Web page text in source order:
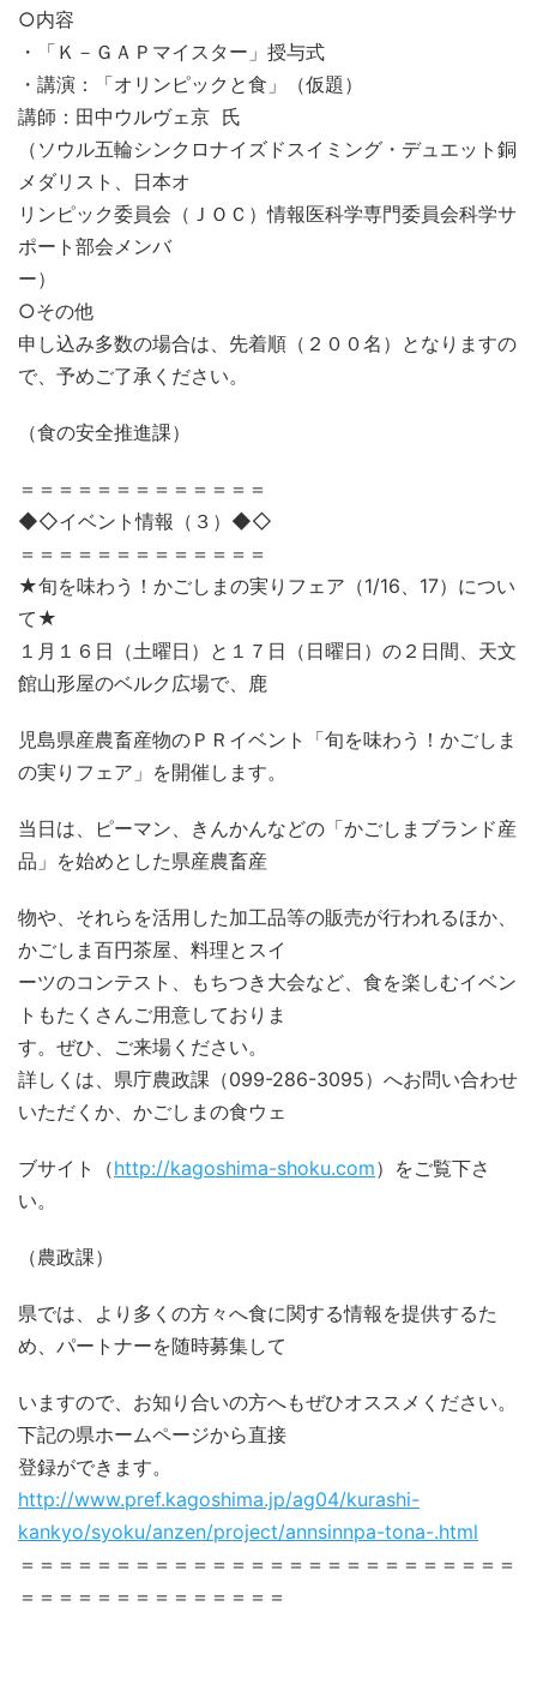
○内容
・「Ｋ－ＧＡＰマイスター」授与式
・講演：「オリンピックと食」（仮題）
講師：田中ウルヴェ京 氏
（ソウル五輪シンクロナイズドスイミング・デュエット銅
メダリスト、日本オ
リンピック委員会（ＪＯＣ）情報医科学専門委員会科学サ
ポート部会メンバ
ー）
○その他
申し込み多数の場合は、先着順（２００名）となりますの
で、予めご了承ください。
（食の安全推進課）
＝＝＝＝＝＝＝＝＝＝＝＝＝
◆◇イベント情報（３）◆◇
＝＝＝＝＝＝＝＝＝＝＝＝＝
★旬を味わう！かごしまの実りフェア（1/16、17）につい
て★
１月１６日（土曜日）と１７日（日曜日）の２日間、天文
館山形屋のベルク広場で、鹿
児島県産農畜産物のＰＲイベント「旬を味わう！かごしま
の実りフェア」を開催します。
当日は、ピーマン、きんかんなどの「かごしまブランド産
品」を始めとした県産農畜産
物や、それらを活用した加工品等の販売が行われるほか、
かごしま百円茶屋、料理とスイ
ーツのコンテスト、もちつき大会など、食を楽しむイベン
トもたくさんご用意しておりま
す。ぜひ、ご来場ください。
詳しくは、県庁農政課（099-286-3095）へお問い合わせ
いただくか、かごしまの食ウェ
ブサイト（http://kagoshima-shoku.com）をご覧下さ
い。
（農政課）
県では、より多くの方々へ食に関する情報を提供するた
め、パートナーを随時募集して
いますので、お知り合いの方へもぜひオススメください。
下記の県ホームページから直接
登録ができます。
http://www.pref.kagoshima.jp/ag04/kurashi-
kankyo/syoku/anzen/project/annsinnpa-tona-.html
＝＝＝＝＝＝＝＝＝＝＝＝＝＝＝＝＝＝＝＝＝＝＝＝＝＝
＝＝＝＝＝＝＝＝＝＝＝＝＝＝